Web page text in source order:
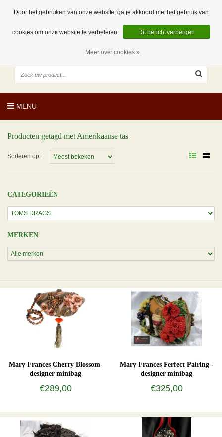
0 Artikelen
NL
EUR
MENU
Producten getagd met Amerikaanse tas
Sorteren op:
CATEGORIEËN
MERKEN
Mary Frances Cherry Blossom-
designer minibag
€289,00
Mary Frances Perfect Pairing -
designer minibag
€325,00
Door het gebruiken van onze website, ga je akkoord met het gebruik van
cookies om onze website te verbeteren. Dit bericht verbergen
Meer over cookies »